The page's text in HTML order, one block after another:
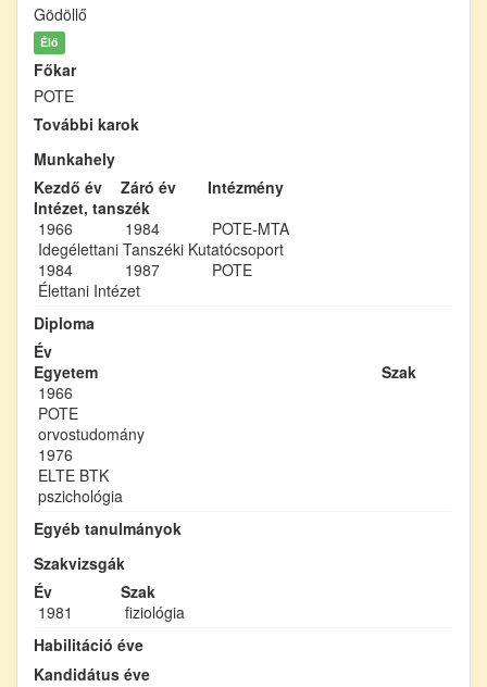
Gödöllő
Élő
Főkar
POTE
További karok
Munkahely
Kezdő év
Záró év
Intézmény
Intézet, tanszék
1966
1984
POTE-MTA
Idegélettani Tanszéki Kutatócsoport
1984
1987
POTE
Élettani Intézet
Diploma
Év
Egyetem
Szak
1966
POTE
orvostudomány
1976
ELTE BTK
pszichológia
Egyéb tanulmányok
Szakvizsgák
Év
Szak
1981
fiziológia
Habilitáció éve
Kandidátus éve